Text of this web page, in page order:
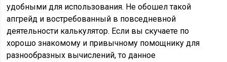
удобными для использования. Не обошел такой
апгрейд и востребованный в повседневной
деятельности калькулятор. Если вы скучаете по
хорошо знакомому и привычному помощнику для
разнообразных вычислений, то данное